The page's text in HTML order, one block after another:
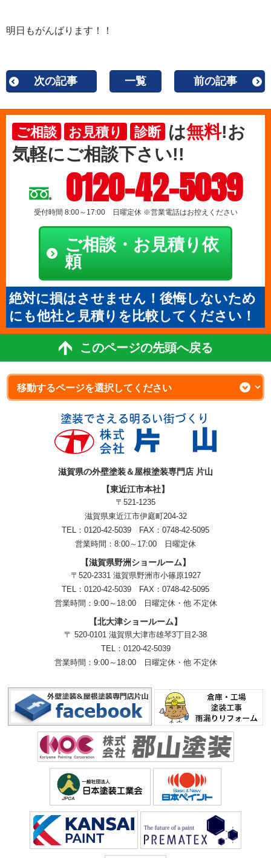
明日もがんばります！！
次の記事 一覧 前の記事
ご相談 お見積り 診断 は無料!お
気軽にご相談下さい!!
0120-42-5039
受付時間 8:00～17:00 日曜定休 ※営業電話はお控えください
ご相談・お見積り依
頼
絶対に損はさせません！後悔しないため
にも他社と見積りを比較してください！
このページの先頭へ戻る
滋賀県の外壁塗装＆屋根塗装専門店 片山
【東近江市本社】
〒521-1235
滋賀県東近江市伊庭町204-32
TEL：0120-42-5039 FAX：0748-42-5095
営業時間：8:00～17:00 日曜定休
【滋賀県野洲ショールーム】
〒520-2331 滋賀県野洲市小篠原1927
TEL： 0120-42-5039 FAX：0748-42-5095
営業時間：9:00～18:00
日曜定休・他 不定休
【北大津ショールーム】
〒 520-0101 滋賀県大津市雄琴3丁目2-38
TEL： 0120-42-5039
営業時間：9:00～18:00
日曜定休・他 不定休